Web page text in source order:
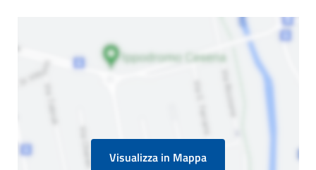
Visualizza in Mappa